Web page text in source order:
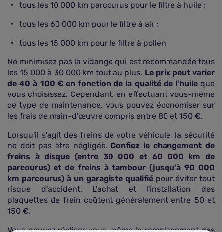
tous les 10 000 km parcourus pour le filtre à huile ;
tous les 60 000 km pour le filtre à air ;
tous les 15 000 km pour le filtre à pollen.
Ne minimisez pas la vidange qui est recommandée tous
les 15 000 à 30 000 km tout au plus. Le prix peut varier
de 40 à 100 € en fonction de la qualité de l'huileque
vous choisissez. Cependant, en effectuant vous-même
ce type de maintenance, vous pouvez économiser sur
les frais de main-d'œuvre compris entre 80 et 150 €.
Lorsqu'il s'agit des freins de votre véhicule, la sécurité
ne doit pas être négligée. Confiez le changement de
freins à disque (entre 30 000 et 60 000 km de
parcourus) et de freins à tambour (jusqu'à 90 000
km parcourus) à un garagiste qualifié pour éviter tout
risque d'accident. L'achat et l'installation des
plaquettes de frein coûtent généralement entre 50 et
150 €.
Vous pouvez réaliser vous-même le remplacement des